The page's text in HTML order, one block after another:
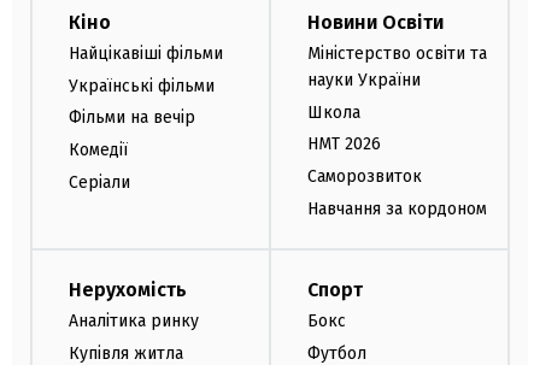
Кіно
Найцікавіші фільми
Українські фільми
Фільми на вечір
Комедії
Серіали
Новини Освіти
Міністерство освіти та
науки України
Школа
НМТ 2026
Саморозвиток
Навчання за кордоном
Нерухомість
Аналітика ринку
Купівля житла
Спорт
Бокс
Футбол